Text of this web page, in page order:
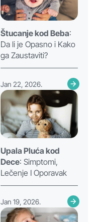
Štucanje kod Beba:
Da li je Opasno i Kako
ga Zaustaviti?
Jan 22, 2026.
Upala Pluća kod
Dece: Simptomi,
Lečenje I Oporavak
Jan 19, 2026.